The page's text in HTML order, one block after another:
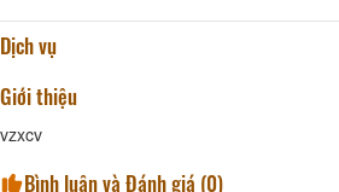
Dịch vụ
Giới thiệu
vzxcv
Bình luận và Đánh giá (0)